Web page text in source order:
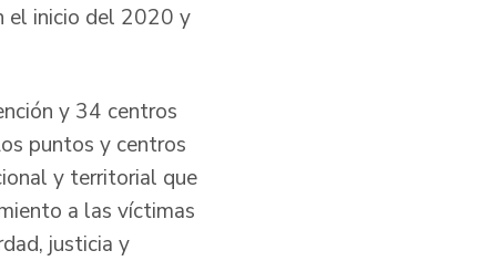
el inicio del 2020 y
y 34 centros
puntos y centros
y territorial que
a las víctimas
justicia y